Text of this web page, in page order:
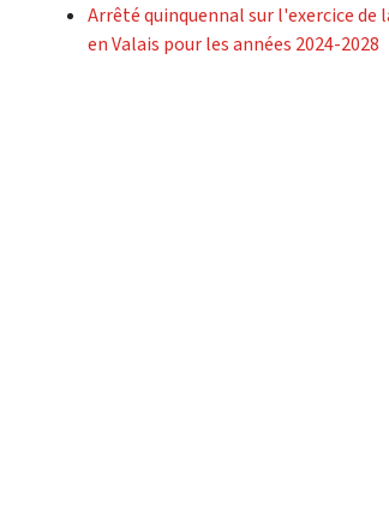
Arrêté quinquennal sur l'exercice de
en Valais pour les années 2024-2028